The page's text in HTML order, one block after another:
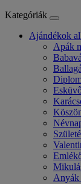
Kategóriák
Ajándékok
Apák
Anyák